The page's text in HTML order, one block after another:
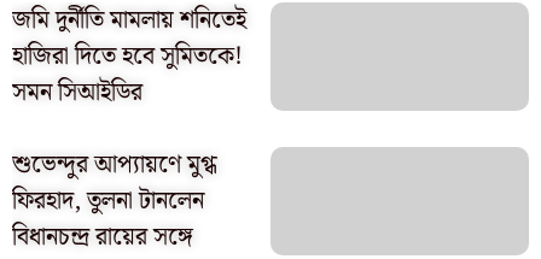
জমি দুর্নীতি মামলায় শনিতেই
হাজিরা দিতে হবে সুমিতকে!
সমন সিআইডির
শুভেন্দুর আপ্যায়ণে মুগ্ধ
ফিরহাদ, তুলনা টানলেন
বিধানচন্দ্র রায়ের সঙ্গে